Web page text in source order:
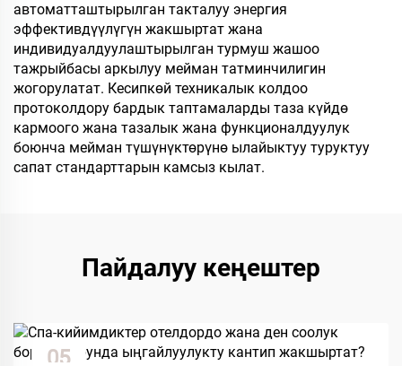
автоматташтырылган такталуу энергия
эффективдүүлүгүн жакшыртат жана
индивидуалдуулаштырылган турмуш жашоо
тажрыйбасы аркылуу мейман татминчилигин
жогорулатат. Кесипкөй техникалык колдоо
протоколдору бардык таптамаларды таза күйдө
кармоого жана тазалык жана функционалдуулук
боюнча мейман түшүнүктөрүнө ылайыктуу туруктуу
сапат стандарттарын камсыз кылат.
Пайдалуу кеңештер
05